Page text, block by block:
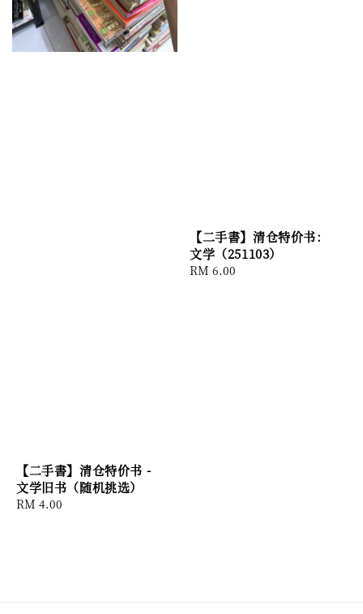
【二手書】清仓特价书 -
文学旧书（随机挑选）
Regular
RM 4.00
【二手書】清仓特价书：
文学（251103）
Regular
RM 6.00